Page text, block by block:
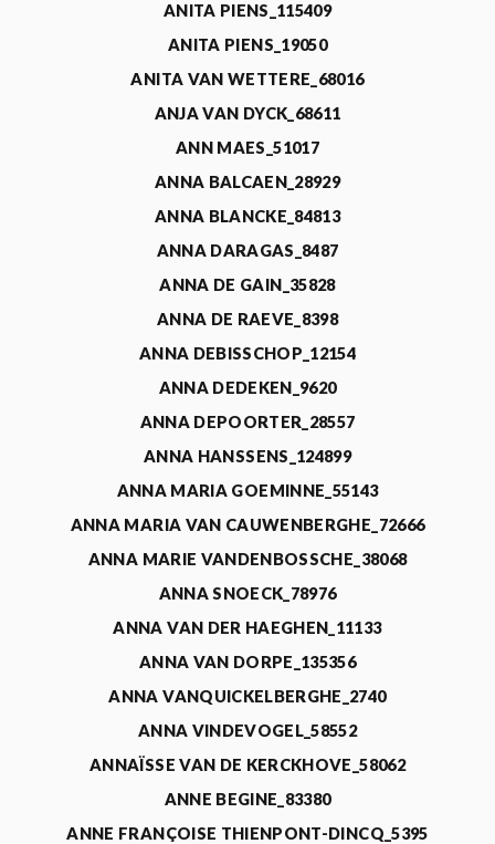
ANITA PIENS_115409
ANITA PIENS_19050
ANITA VAN WETTERE_68016
ANJA VAN DYCK_68611
ANN MAES_51017
ANNA BALCAEN_28929
ANNA BLANCKE_84813
ANNA DARAGAS_8487
ANNA DE GAIN_35828
ANNA DE RAEVE_8398
ANNA DEBISSCHOP_12154
ANNA DEDEKEN_9620
ANNA DEPOORTER_28557
ANNA HANSSENS_124899
ANNA MARIA GOEMINNE_55143
ANNA MARIA VAN CAUWENBERGHE_72666
ANNA MARIE VANDENBOSSCHE_38068
ANNA SNOECK_78976
ANNA VAN DER HAEGHEN_11133
ANNA VAN DORPE_135356
ANNA VANQUICKELBERGHE_2740
ANNA VINDEVOGEL_58552
ANNAÏSSE VAN DE KERCKHOVE_58062
ANNE BEGINE_83380
ANNE FRANÇOISE THIENPONT-DINCQ_5395